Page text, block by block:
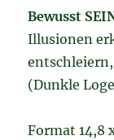
Bewusst
Illusionen
(Dunkle
Format 14,8